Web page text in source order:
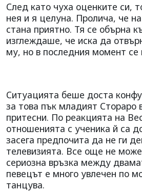
След като чуха оценките си,
нея и я целуна. Пролича, че
стана приятно. Тя се обърна
изглеждаше, че иска да
му, но в последния момент се
Ситуацията беше доста
за това пък младият Стораро
притесни. По реакцията на
отношенията с ученика й са
засега предпочита да не ги
телевизията. Все още не
сериозна връзка между
певецът е много увлечен по
танцува.